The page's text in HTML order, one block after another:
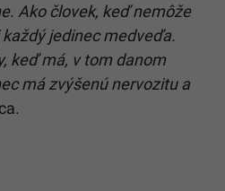
Ako človek, keď nemôže
jedinec medveďa.
keď má, v tom danom
má zvýšenú nervozitu a